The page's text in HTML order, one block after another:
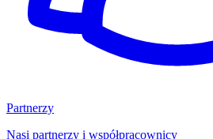
Partnerzy
Nasi partnerzy i współpracownicy